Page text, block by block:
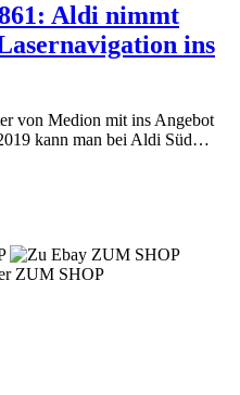
Aldi nimmt
ins
von Medion mit ins Angebot
kann man bei Aldi Süd…
ZUM SHOP
ZUM SHOP